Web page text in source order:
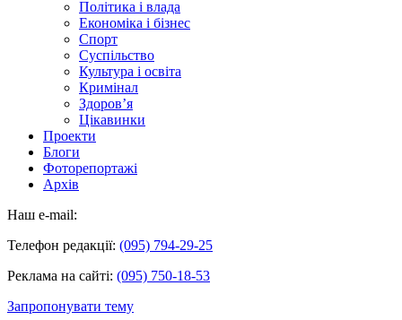
Політика і влада
Економіка і бізнес
Спорт
Суспільство
Культура і освіта
Кримінал
Здоров’я
Цікавинки
Проекти
Блоги
Фоторепортажі
Архів
Наш e-mail:
Телефон редакції: (095) 794-29-25
Реклама на сайті: (095) 750-18-53
Запропонувати тему